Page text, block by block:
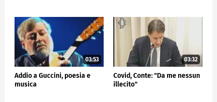
03:53
Addio a Guccini, poesia e
musica
03:32
Covid, Conte: "Da me nessun
illecito"